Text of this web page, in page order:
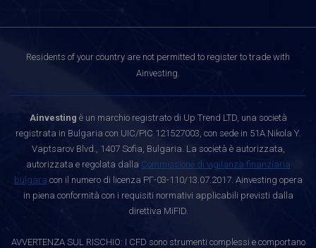
Residents of your country are not permitted to register to trade with
Ainvesting.
Ainvesting è un marchio registrato di Up Trend LTD, una società
registrata in Bulgaria con UIC/PIC 121527003, con sede in 51A Nikola Y.
Vaptsarov Blvd., 1407 Sofia, Bulgaria. La società è autorizzata,
autorizzata e regolata dalla Commissione di vigilanza finanziaria
bulgara con il numero di licenza РГ-03-110/13.07.2017. Ainvesting opera
in piena conformità con i requisiti normativi applicabili previsti dalla
direttiva MiFID.
AVVERTENZA SUL RISCHIO: I CFD sono strumenti complessi e comportano